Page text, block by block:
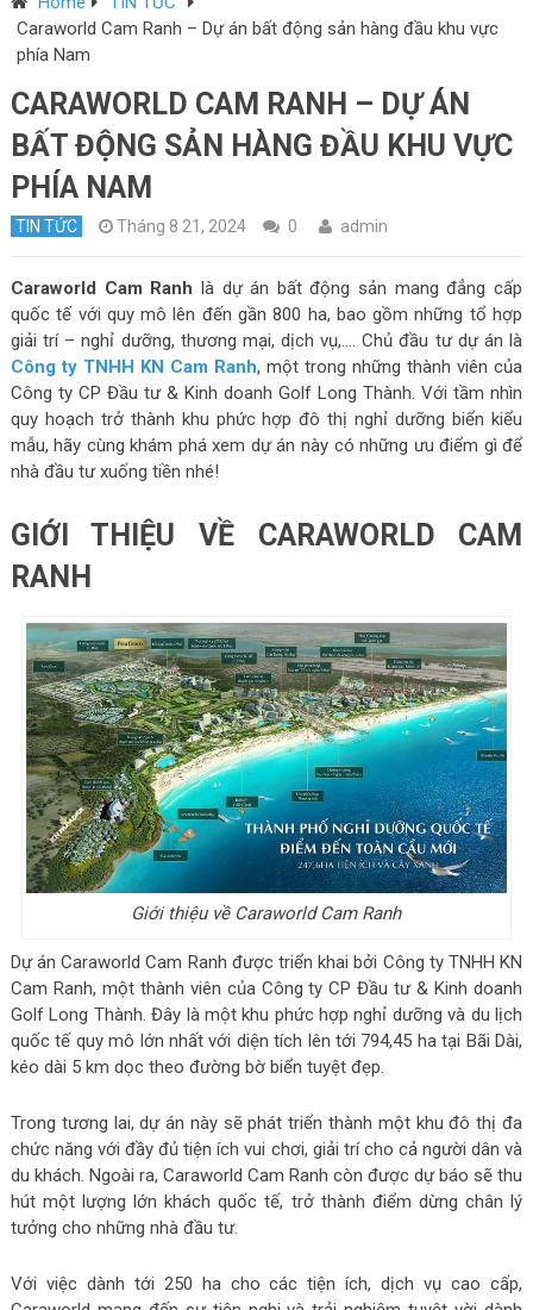
Caraworld Cam Ranh – Dự án bất động sản hàng đầu khu vực
phía Nam
CARAWORLD CAM RANH – DỰ ÁN
BẤT ĐỘNG SẢN HÀNG ĐẦU KHU VỰC
PHÍA NAM
TIN TỨC Tháng 8 21, 2024 0 admin
Caraworld Cam Ranh là dự án bất động sản mang đẳng cấp
quốc tế với quy mô lên đến gần 800 ha, bao gồm những tổ hợp
giải trí – nghỉ dưỡng, thương mại, dịch vụ,…. Chủ đầu tư dự án là
Công ty TNHH KN Cam Ranh, một trong những thành viên của
Công ty CP Đầu tư & Kinh doanh Golf Long Thành. Với tầm nhìn
quy hoạch trở thành khu phức hợp đô thị nghỉ dưỡng biển kiểu
mẫu, hãy cùng khám phá xem dự án này có những ưu điểm gì để
nhà đầu tư xuống tiền nhé!
GIỚI THIỆU VỀ CARAWORLD CAM
RANH
Giới thiệu về Caraworld Cam Ranh
Dự án Caraworld Cam Ranh được triển khai bởi Công ty TNHH KN
Cam Ranh, một thành viên của Công ty CP Đầu tư & Kinh doanh
Golf Long Thành. Đây là một khu phức hợp nghỉ dưỡng và du lịch
quốc tế quy mô lớn nhất với diện tích lên tới 794,45 ha tại Bãi Dài,
kéo dài 5 km dọc theo đường bờ biển tuyệt đẹp.
Trong tương lai, dự án này sẽ phát triển thành một khu đô thị đa
chức năng với đầy đủ tiện ích vui chơi, giải trí cho cả người dân và
du khách. Ngoài ra, Caraworld Cam Ranh còn được dự báo sẽ thu
hút một lượng lớn khách quốc tế, trở thành điểm dừng chân lý
tưởng cho những nhà đầu tư.
Với việc dành tới 250 ha cho các tiện ích, dịch vụ cao cấp,